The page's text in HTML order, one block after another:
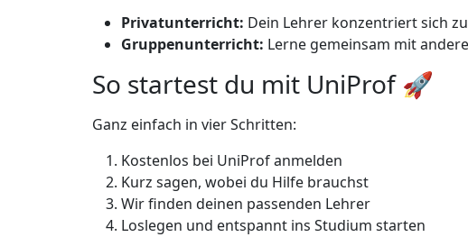
Privatunterricht: Dein Lehrer konzentriert sich
Gruppenunterricht: Lerne gemeinsam mit
So startest du mit UniProf 🚀
Ganz einfach in vier Schritten:
Kostenlos bei UniProf anmelden
Kurz sagen, wobei du Hilfe brauchst
Wir finden deinen passenden Lehrer
Loslegen und entspannt ins Studium starten